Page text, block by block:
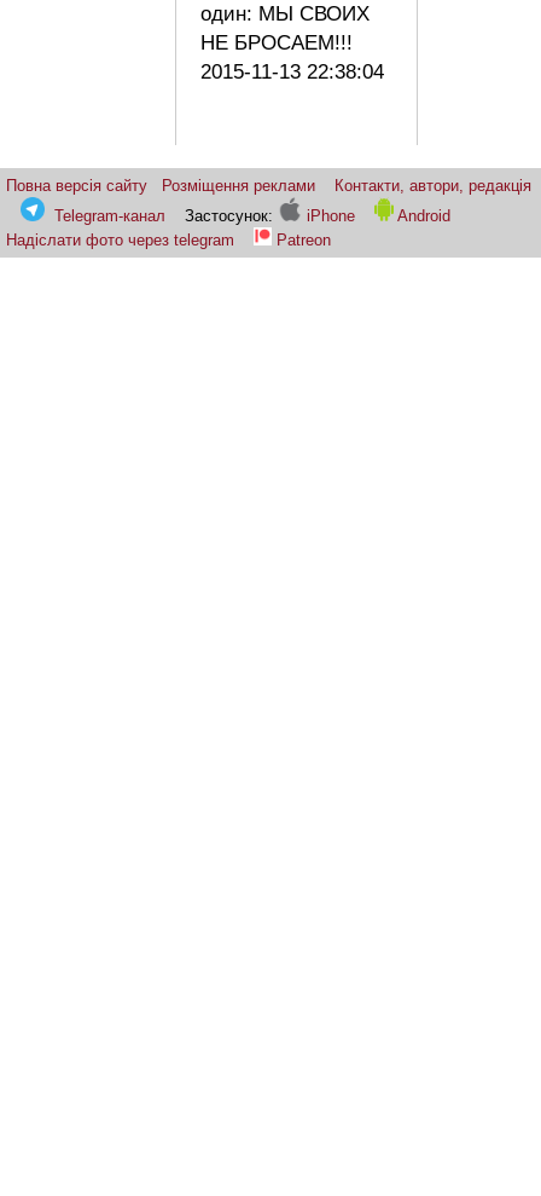
один: МЫ СВОИХ
НЕ БРОСАЕМ!!!
2015-11-13 22:38:04
Повна версія сайту Розміщення реклами
Контакти, автори, редакція
Telegram-канал
Застосунок: iPhone
Android
Надіслати фото через telegram
Patreon